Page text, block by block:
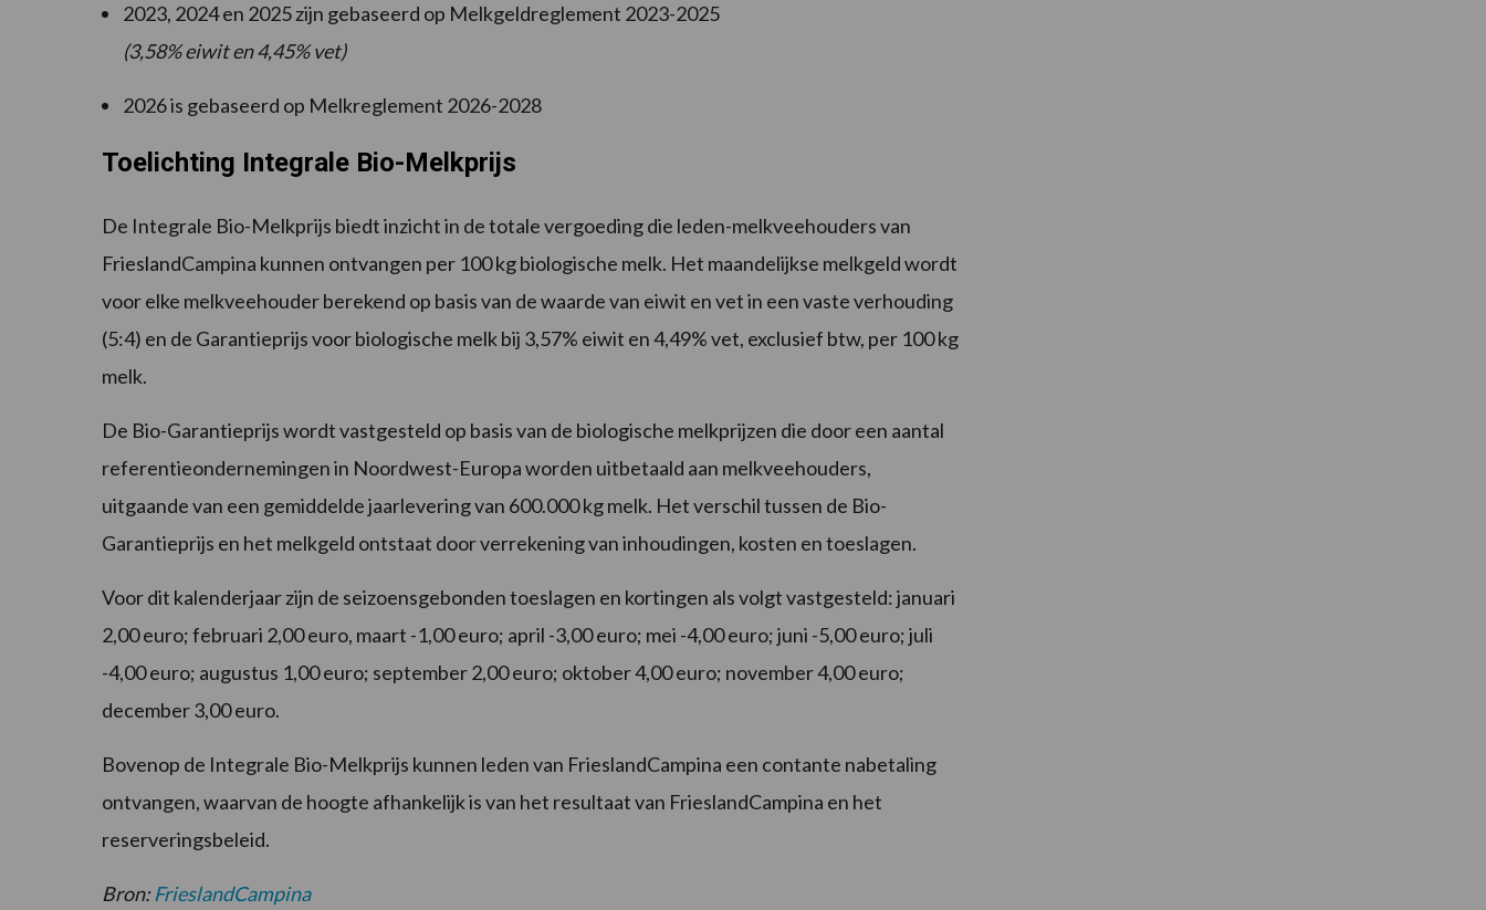
2023, 2024 en 2025 zijn gebaseerd op Melkgeldreglement 2023-2025
(3,58% eiwit en 4,45% vet)
2026 is gebaseerd op Melkreglement 2026-2028
Toelichting Integrale Bio-Melkprijs
De Integrale Bio-Melkprijs biedt inzicht in de totale vergoeding die leden-melkveehouders van
FrieslandCampina kunnen ontvangen per 100 kg biologische melk. Het maandelijkse melkgeld wordt
voor elke melkveehouder berekend op basis van de waarde van eiwit en vet in een vaste verhouding
(5:4) en de Garantieprijs voor biologische melk bij 3,57% eiwit en 4,49% vet, exclusief btw, per 100 kg
melk.
De Bio-Garantieprijs wordt vastgesteld op basis van de biologische melkprijzen die door een aantal
referentieondernemingen in Noordwest-Europa worden uitbetaald aan melkveehouders,
uitgaande van een gemiddelde jaarlevering van 600.000 kg melk. Het verschil tussen de Bio-
Garantieprijs en het melkgeld ontstaat door verrekening van inhoudingen, kosten en toeslagen.
Voor dit kalenderjaar zijn de seizoensgebonden toeslagen en kortingen als volgt vastgesteld: januari
2,00 euro; februari 2,00 euro, maart -1,00 euro; april -3,00 euro; mei -4,00 euro; juni -5,00 euro; juli
-4,00 euro; augustus 1,00 euro; september 2,00 euro; oktober 4,00 euro; november 4,00 euro;
december 3,00 euro.
Bovenop de Integrale Bio-Melkprijs kunnen leden van FrieslandCampina een contante nabetaling
ontvangen, waarvan de hoogte afhankelijk is van het resultaat van FrieslandCampina en het
reserveringsbeleid.
Bron:FrieslandCampina